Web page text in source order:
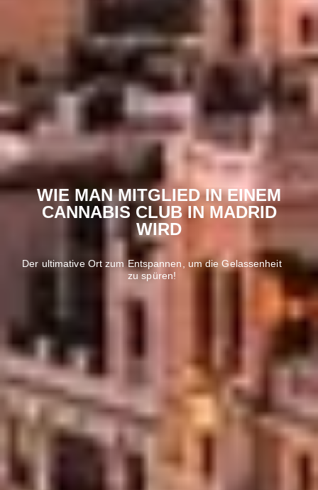
WIE MAN MITGLIED IN EINEM
CANNABIS CLUB IN MADRID
WIRD
Der ultimative Ort zum Entspannen, um die Gelassenheit
zu spüren!